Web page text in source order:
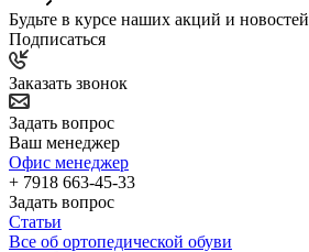
Будьте в курсе наших акций и новостей
Подписаться
Заказать звонок
Задать вопрос
Ваш менеджер
Офис менеджер
+ 7918 663-45-33
Задать вопрос
Статьи
Все об ортопедической обуви